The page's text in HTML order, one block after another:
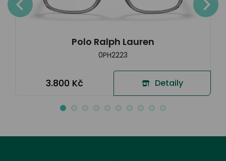
Polo Ralph Lauren
0PH2223
3.800 Kč Detaily